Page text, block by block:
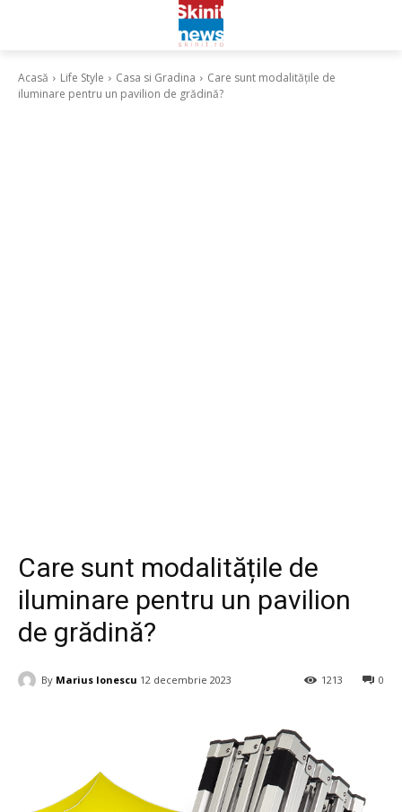
Acasă Life Style Casa si Gradina
Care sunt modalitățile de
iluminare pentru un pavilion de grădină?
Care sunt modalitățile de
iluminare pentru un pavilion
de grădină?
By Marius Ionescu 12 decembrie 2023 0
1213